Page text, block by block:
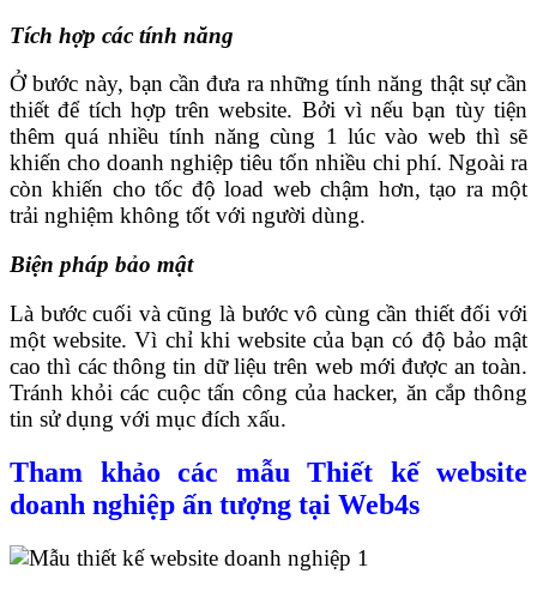
Tích hợp các tính năng
Ở bước này, bạn cần đưa ra những tính năng thật sự cần
thiết để tích hợp trên website. Bởi vì nếu bạn tùy tiện
thêm quá nhiều tính năng cùng 1 lúc vào web thì sẽ
khiến cho doanh nghiệp tiêu tốn nhiều chi phí. Ngoài ra
còn khiến cho tốc độ load web chậm hơn, tạo ra một
trải nghiệm không tốt với người dùng.
Biện pháp bảo mật
Là bước cuối và cũng là bước vô cùng cần thiết đối với
một website. Vì chỉ khi website của bạn có độ bảo mật
cao thì các thông tin dữ liệu trên web mới được an toàn.
Tránh khỏi các cuộc tấn công của hacker, ăn cắp thông
tin sử dụng với mục đích xấu.
Tham khảo các mẫu Thiết kế website
doanh nghiệp ấn tượng tại Web4s